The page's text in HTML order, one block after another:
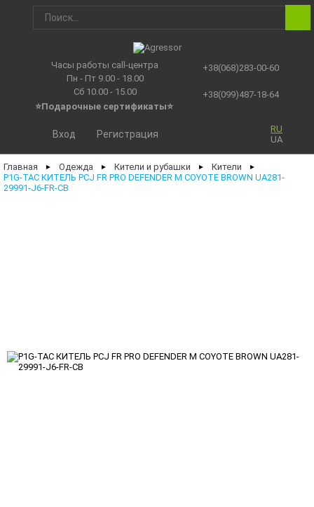
Часы работы call-центра
Пн - Пт 9.00 - 18.00
Сб 10.00 - 15.00
⭐Подарочные сертификаты⭐
+38(068)283-00-60
+38(099)487-18-64
RU
UA
Вход Регистрация
Главная ► Одежда ► Кители и рубашки ► Кители ►
P1G-TAC КИТЕЛЬ PCJ FR PRO DEFENDER M COYOTE BROWN UA281-
29991-J6-FR-CB